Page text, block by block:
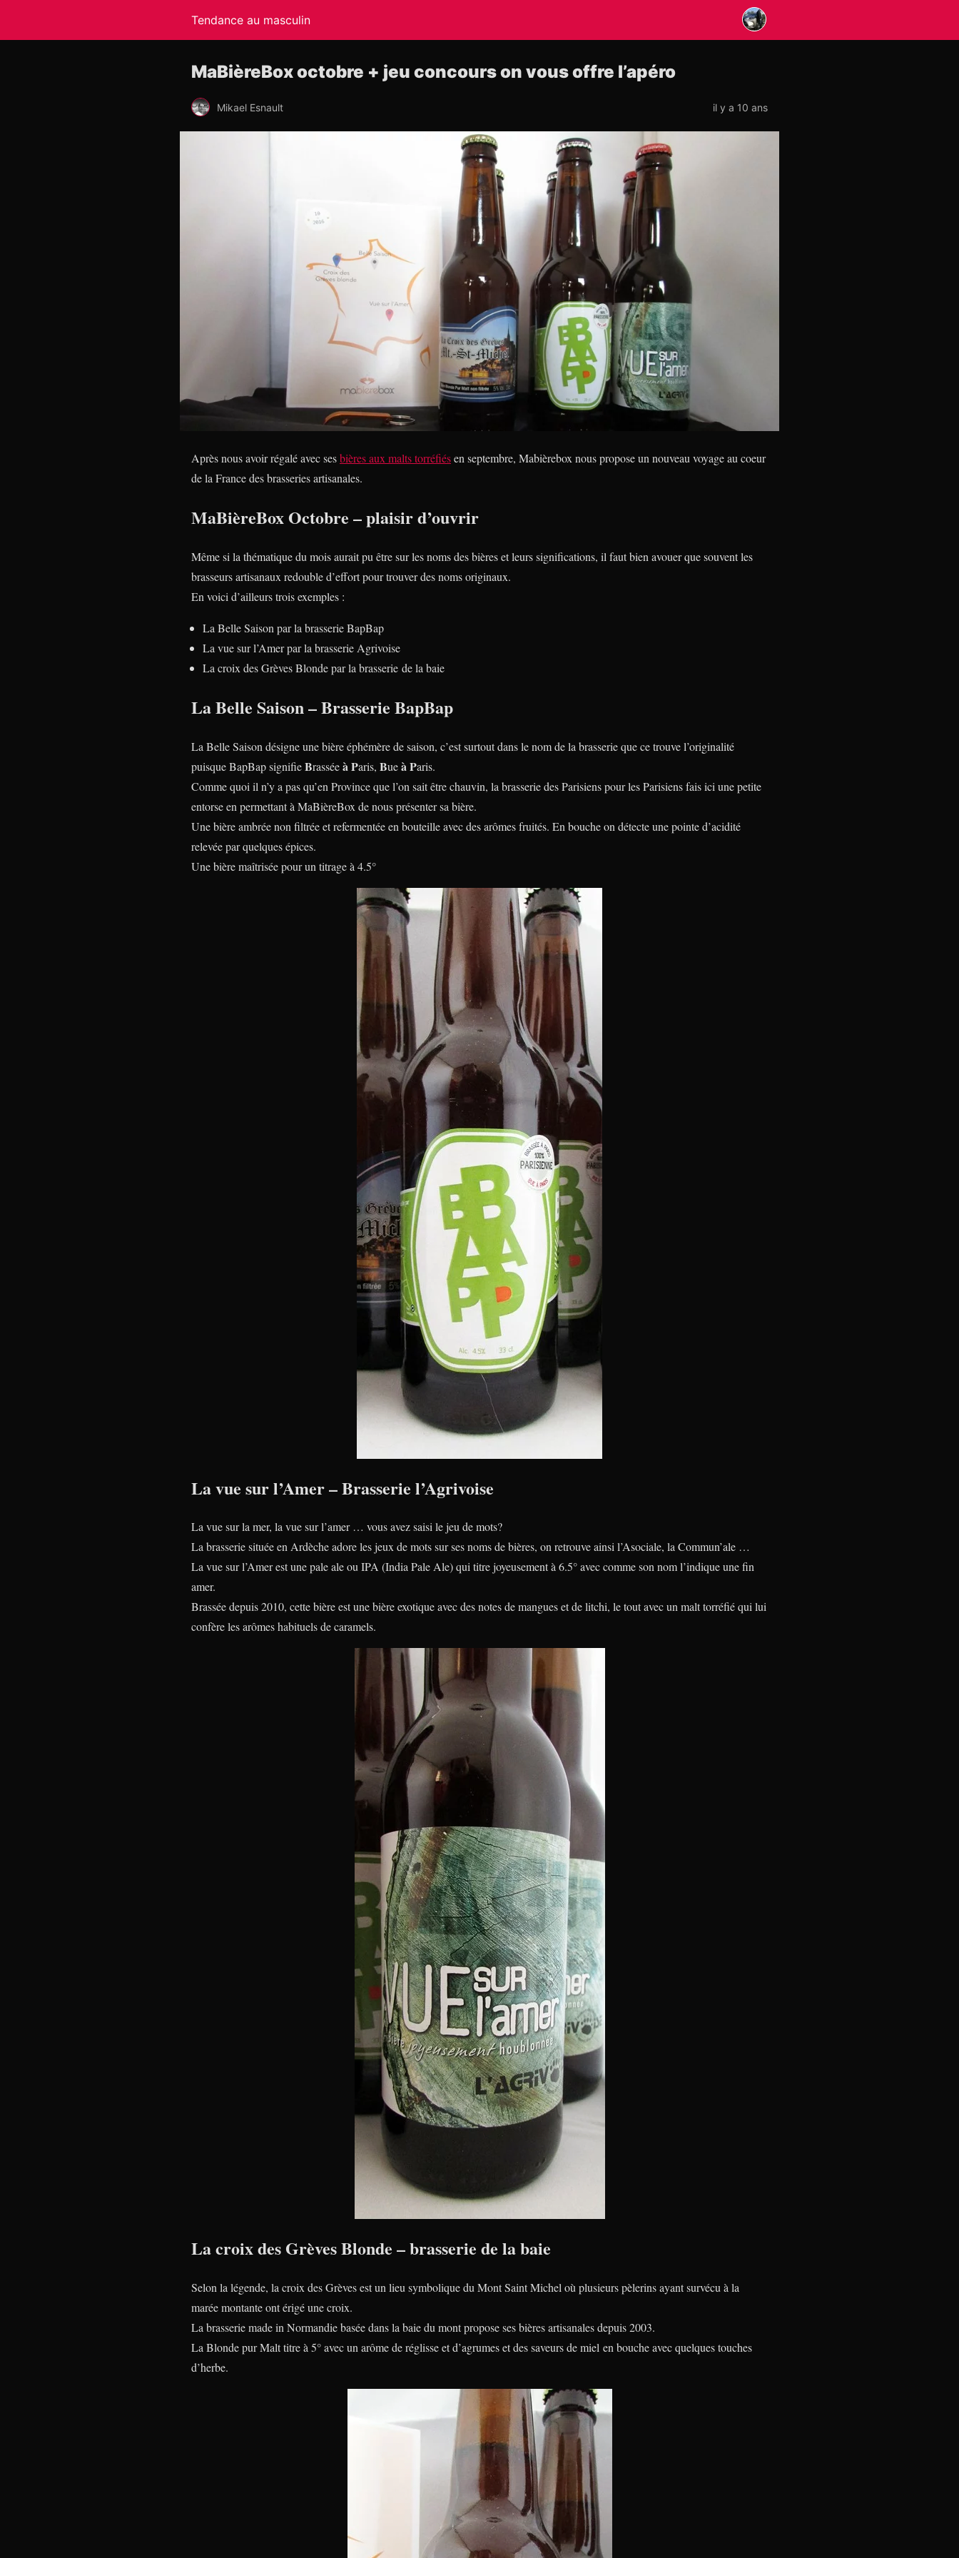
Tendance au masculin
MaBièreBox octobre + jeu concours on vous offre l’apéro
Mikael Esnault il y a 10 ans
Après nous avoir régalé avec sesbières aux malts torréfiésen septembre, Mabièrebox nous propose un nouveau voyage au coeur
de la France des brasseries artisanales.
MaBièreBox Octobre – plaisir d’ouvrir
Même si la thématique du mois aurait pu être sur les noms des bières et leurs significations, il faut bien avouer que souvent les
brasseurs artisanaux redouble d’effort pour trouver des noms originaux.
En voici d’ailleurs trois exemples :
La Belle Saison par la brasserie BapBap
La vue sur l’Amer par la brasserie Agrivoise
La croix des Grèves Blonde par la brasserie de la baie
La Belle Saison – Brasserie BapBap
La Belle Saison désigne une bière éphémère de saison, c’est surtout dans le nom de la brasserie que ce trouve l’originalité
puisque BapBap signifieBrasséeàParis, BueàParis.
Comme quoi il n’y a pas qu’en Province que l’on sait être chauvin, la brasserie des Parisiens pour les Parisiens fais ici une petite
entorse en permettant à MaBièreBox de nous présenter sa bière.
Une bière ambrée non filtrée et refermentée en bouteille avec des arômes fruités. En bouche on détecte une pointe d’acidité
relevée par quelques épices.
Une bière maîtrisée pour un titrage à 4.5°
La vue sur l’Amer – Brasserie l’Agrivoise
La vue sur la mer, la vue sur l’amer … vous avez saisi le jeu de mots?
La brasserie située en Ardèche adore les jeux de mots sur ses noms de bières, on retrouve ainsi l’Asociale, la Commun’ale …
La vue sur l’Amer est une pale ale ou IPA (India Pale Ale) qui titre joyeusement à 6.5° avec comme son nom l’indique une fin
amer.
Brassée depuis 2010, cette bière est une bière exotique avec des notes de mangues et de litchi, le tout avec un malt torréfié qui lui
confère les arômes habituels de caramels.
La croix des Grèves Blonde – brasserie de la baie
Selon la légende, la croix des Grèves est un lieu symbolique du Mont Saint Michel où plusieurs pèlerins ayant survécu à la
marée montante ont érigé une croix.
La brasserie made in Normandie basée dans la baie du mont propose ses bières artisanales depuis 2003.
La Blonde pur Malt titre à 5° avec un arôme de réglisse et d’agrumes et des saveurs de miel en bouche avec quelques touches
d’herbe.